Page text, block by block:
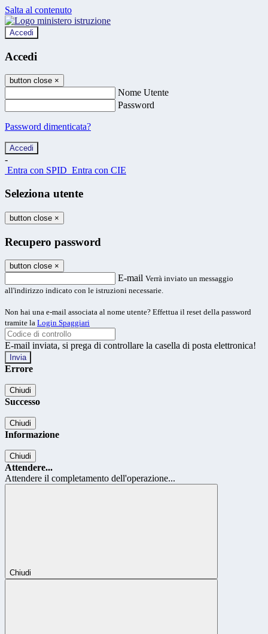
Salta al contenuto
Accedi
Accedi
button close ×
Nome Utente
Password
Password dimenticata?
-
Entra con SPID Entra con CIE
Seleziona utente
button close ×
Recupero password
button close ×
E-mail Verrà inviato un messaggio
all'indirizzo indicato con le istruzioni necessarie.
Non hai una e-mail associata al nome utente? Effettua il reset della password
tramite la Login Spaggiari
E-mail inviata, si prega di controllare la casella di posta elettronica!
Errore
Chiudi
Successo
Chiudi
Informazione
Chiudi
Attendere...
Attendere il completamento dell'operazione...
Chiudi